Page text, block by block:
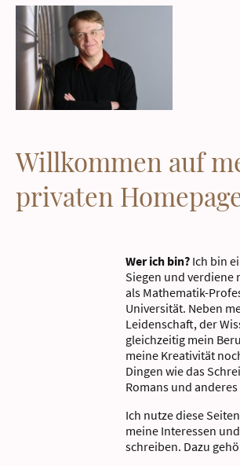
Willkommen auf
privaten
Wer ich bin?Ich bin
Siegen und verdiene
als Mathematik-
Universität. Neben
Leidenschaft, der
gleichzeitig mein
meine Kreativität
Dingen wie das
Romans und
Ich nutze diese
meine Interessen
schreiben. Dazu